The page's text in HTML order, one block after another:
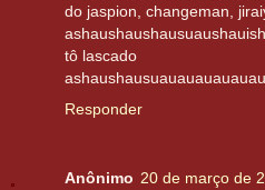
do jaspion, changeman,
tô lascado
Responder
Anônimo 20 de março de